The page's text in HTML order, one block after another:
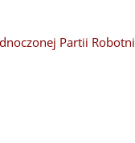
Partii